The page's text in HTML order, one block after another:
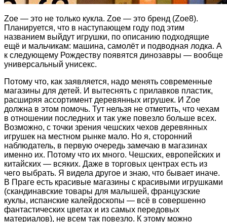
Zoe — это не только кукла. Zoe — это бренд (Zoe8).
Планируется, что в наступающем году под этим
названием выйдут игрушки, по описанию подходящие
ещё и мальчикам: машина, самолёт и подводная лодка. А
к следующему Рождеству появятся динозавры — вообще
универсальный унисекс.
Потому что, как заявляется, надо менять современные
магазины для детей. И вытеснять с прилавков пластик,
расширяя ассортимент деревянных игрушек. И Zoe
должна в этом помочь. Тут нельзя не отметить, что чехам
в отношении последних и так уже повезло больше всех.
Возможно, с точки зрения чешских чехов деревянных
игрушек на местном рынке мало. Но я, сторонний
наблюдатель, в первую очередь замечаю в магазинах
именно их. Потому что их много. Чешских, европейских и
китайских — всяких. Даже в торговых центрах есть из
чего выбрать. Я видела другое и знаю, что бывает иначе.
В Праге есть красивые магазины с красивыми игрушками
(скандинавские товары для малышей, французские
куклы, испанские калейдоскопы — всё в совершенно
фантастических цветах и из самых передовых
материалов), не всем так повезло. К этому можно